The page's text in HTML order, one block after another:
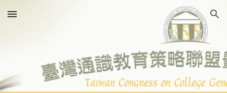
Skip to main content Skip to navigation